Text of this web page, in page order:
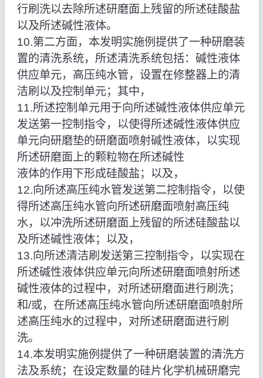
行刷洗以去除所述研磨面上残留的所述硅酸盐
以及所述碱性液体。
10.第二方面，本发明实施例提供了一种研磨装
置的清洗系统，所述清洗系统包括：碱性液体
供应单元，高压纯水管，设置在修整器上的清
洁刷以及控制单元；其中，
11.所述控制单元用于向所述碱性液体供应单元
发送第一控制指令，以使得所述碱性液体供应
单元向研磨垫的研磨面喷射碱性液体，以实现
所述研磨面上的颗粒物在所述碱性
液体的作用下形成硅酸盐；以及，
12.向所述高压纯水管发送第二控制指令，以使
得所述高压纯水管向所述研磨面喷射高压纯
水，以冲洗所述研磨面上残留的所述硅酸盐以
及所述碱性液体；以及，
13.向所述清洁刷发送第三控制指令，以实现在
所述碱性液体供应单元向所述研磨面喷射所述
碱性液体的过程中，对所述研磨面进行刷洗；
和/或，在所述高压纯水管向所述研磨面喷射所
述高压纯水的过程中，对所述研磨面进行刷
洗。
14.本发明实施例提供了一种研磨装置的清洗方
法及系统；在设定数量的硅片化学机械研磨完